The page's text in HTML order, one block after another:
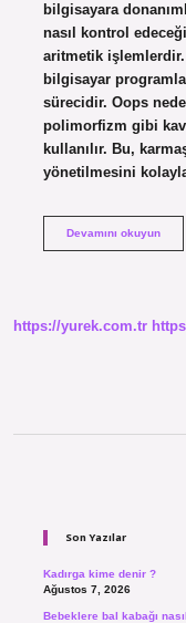
bilgisayara
nasıl kontrol
aritmetik
bilgisayar
sürecidir. Oops
polimorfizm gibi
kullanılır. Bu,
yönetilmesini
Devamını okuyunNesne
https://yurek.com.tr
Son Yazılar
Kadırga kime denir ?
Ağustos 7, 2026
Bebeklere bal kabağı